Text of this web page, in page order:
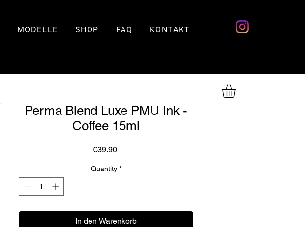
MODELLE SHOP FAQ KONTAKT
Perma Blend Luxe PMU Ink -
Coffee 15ml
€39.90Price
Quantity *
In den Warenkorb